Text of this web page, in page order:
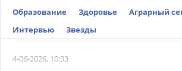
Образование
Здоровье Аграрный
Интервью
Звезды
4-06-2026, 10:33